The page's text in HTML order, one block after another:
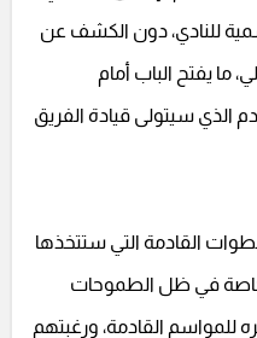
للنادي، دون الكشف عن
ما يفتح الباب أمام
الذي سيتولى قيادة الفريق
القادمة التي ستتخذها
خاصة في ظل الطموحات
للمواسم القادمة، ورغبتهم